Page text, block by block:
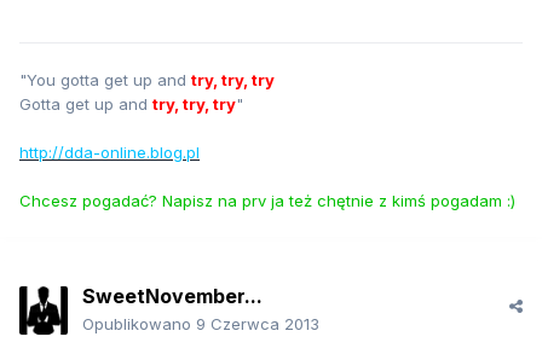
"You gotta get up and try, try, try
Gotta get up and try, try, try"
http://dda-online.blog.pl
Chcesz pogadać? Napisz na prv ja też chętnie z kimś pogadam :)
SweetNovember...
Opublikowano 9 Czerwca 2013